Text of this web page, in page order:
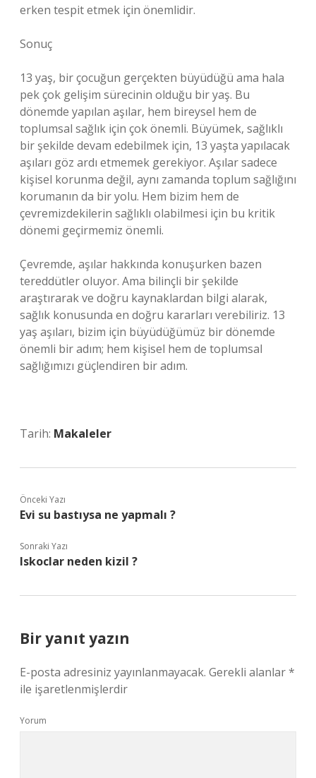
erken tespit etmek için önemlidir.
Sonuç
13 yaş, bir çocuğun gerçekten büyüdüğü ama hala
pek çok gelişim sürecinin olduğu bir yaş. Bu
dönemde yapılan aşılar, hem bireysel hem de
toplumsal sağlık için çok önemli. Büyümek, sağlıklı
bir şekilde devam edebilmek için, 13 yaşta yapılacak
aşıları göz ardı etmemek gerekiyor. Aşılar sadece
kişisel korunma değil, aynı zamanda toplum sağlığını
korumanın da bir yolu. Hem bizim hem de
çevremizdekilerin sağlıklı olabilmesi için bu kritik
dönemi geçirmemiz önemli.
Çevremde, aşılar hakkında konuşurken bazen
tereddütler oluyor. Ama bilinçli bir şekilde
araştırarak ve doğru kaynaklardan bilgi alarak,
sağlık konusunda en doğru kararları verebiliriz. 13
yaş aşıları, bizim için büyüdüğümüz bir dönemde
önemli bir adım; hem kişisel hem de toplumsal
sağlığımızı güçlendiren bir adım.
Tarih: Makaleler
Önceki Yazı
Evi su bastıysa ne yapmalı ?
Sonraki Yazı
Iskoclar neden kizil ?
Bir yanıt yazın
E-posta adresiniz yayınlanmayacak. Gerekli alanlar*
ile işaretlenmişlerdir
Yorum